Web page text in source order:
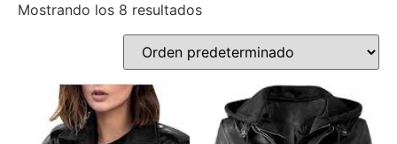
Mostrando los 8 resultados